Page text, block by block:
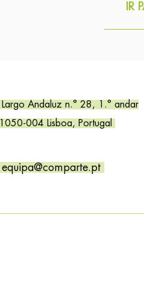
IR
Largo Andaluz n.° 28, 1.° andar
1050-004 Lisboa, Portugal
equipa@comparte.pt